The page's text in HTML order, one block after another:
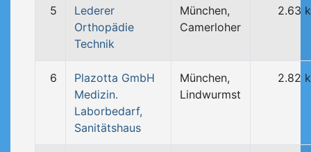
5
Lederer
Orthopädie
Technik
München,
Camerloher
2.63
6
Plazotta GmbH
Medizin.
Laborbedarf,
Sanitätshaus
München,
Lindwurmst
2.82